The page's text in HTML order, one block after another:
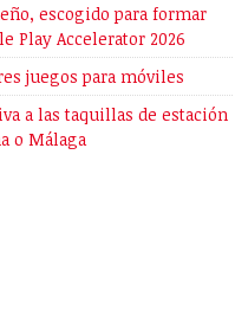
escogido para formar
Play Accelerator 2026
juegos para móviles
a las taquillas de estación
o Málaga